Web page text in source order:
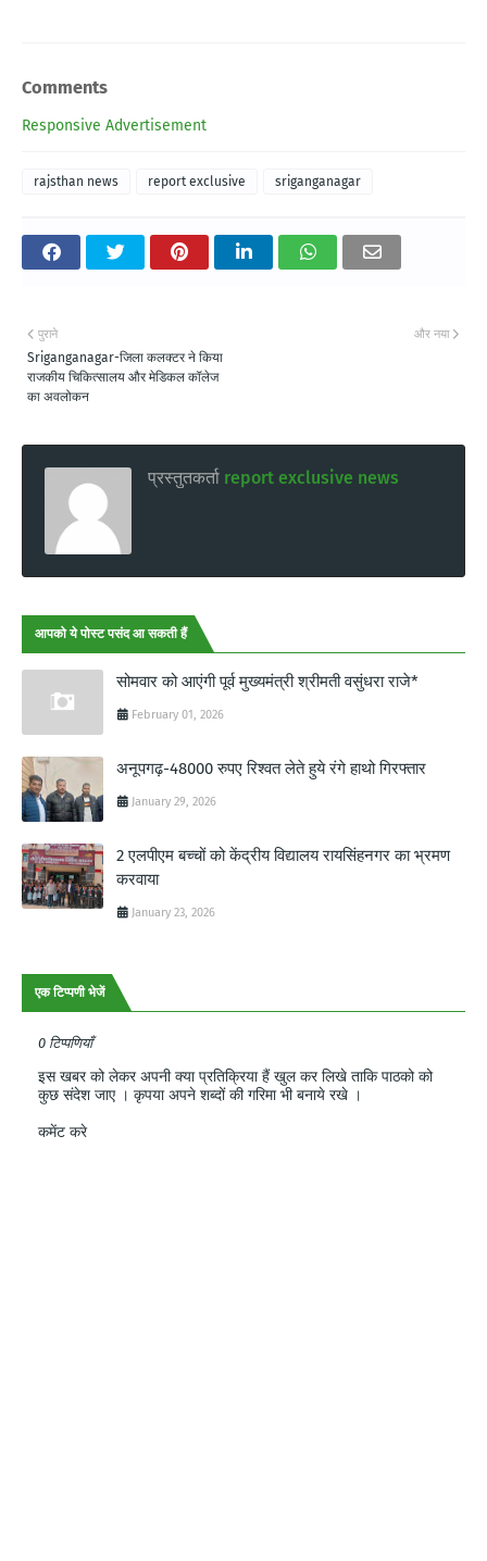
Comments
Responsive Advertisement
rajsthan news report exclusive sriganganagar
और नया
पुराने
Sriganganagar-जिला कलक्टर ने किया
राजकीय चिकित्सालय और मेडिकल कॉलेज
का अवलोकन
प्रस्तुतकर्ता report exclusive news
आपको ये पोस्ट पसंद आ सकती हैं
सोमवार को आएंगी पूर्व मुख्यमंत्री श्रीमती वसुंधरा राजे*
February 01, 2026
अनूपगढ़-48000 रुपए रिश्वत लेते हुये रंगे हाथो गिरफ्तार
January 29, 2026
2 एलपीएम बच्चों को केंद्रीय विद्यालय रायसिंहनगर का भ्रमण
करवाया
January 23, 2026
एक टिप्पणी भेजें
0 टिप्पणियाँ
इस खबर को लेकर अपनी क्या प्रतिक्रिया हैं खुल कर लिखे ताकि पाठको को
कुछ संदेश जाए । कृपया अपने शब्दों की गरिमा भी बनाये रखे ।
कमेंट करे